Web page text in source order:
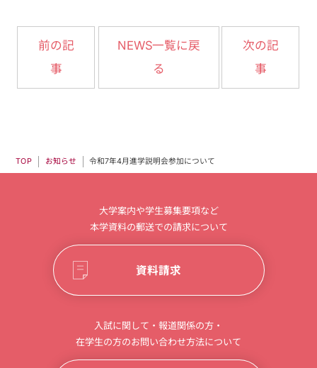
前の記
事
NEWS一覧に戻
る
次の記
事
TOP お知らせ 令和7年4月進学説明会参加について
大学案内や学生募集要項など
本学資料の郵送での請求について
資料請求
入試に関して・報道関係の方・
在学生の方のお問い合わせ方法について